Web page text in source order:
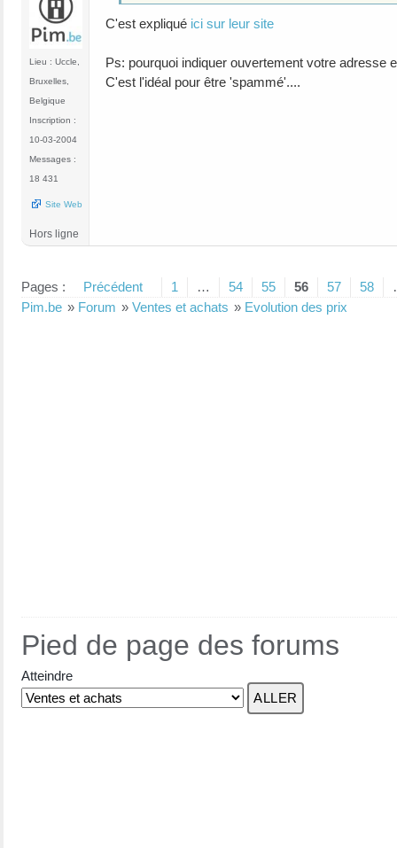
Lieu : Uccle,
Bruxelles,
Belgique
Inscription :
10-03-2004
Messages :
18 431
Site Web
C'est expliqué ici sur leur site
Ps: pourquoi indiquer ouvertement votre adresse
C'est l'idéal pour être 'spammé'....
Hors ligne
Pages : Précédent 1 … 54 55 56 57 58
Pim.be » Forum » Ventes et achats » Evolution des prix
Pied de page des forums
Atteindre